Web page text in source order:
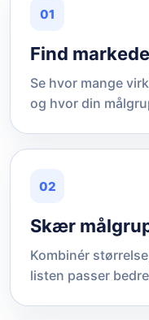
01
Find
Se hvor mange
og hvor din
02
Skær
Kombinér
listen passer